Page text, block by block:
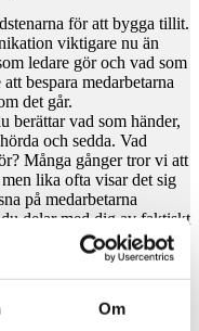
Om
för att bygga tillit.
viktigare nu än
ledare gör och vad som
bespara medarbetarna
det går.
berättar vad som händer,
och sedda. Vad
Många gånger tror vi att
lika ofta visar det sig
på medarbetarna
delar med dig av faktiskt
att skapa och bibehålla
dina medarbetare i att
ledarskap.